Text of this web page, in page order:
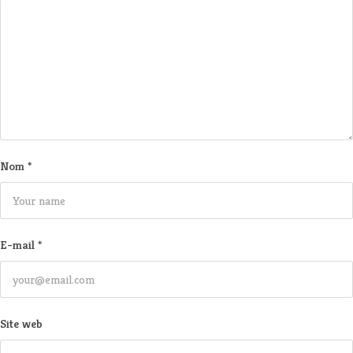
Nom *
E-mail *
Site web